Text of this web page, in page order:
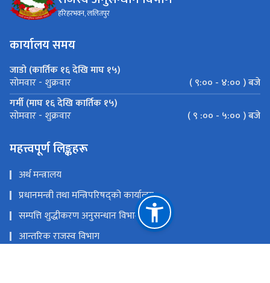
हरिहरभवन, ललितपुर
कार्यालय समय
जाडो (कार्तिक १६ देखि माघ १५)
सोमवार - शुक्रवार
( ९:०० - ४:०० ) बजे
गर्मी (माघ १६ देखि कार्तिक १५)
सोमवार - शुक्रवार ( ९ :०० - ५:०० ) बजे
महत्त्वपूर्ण लिङ्कहरू
अर्थ मन्त्रालय
प्रधानमन्त्री तथा मन्त्रिपरिषद्को कार्यालय
सम्पत्ति शुद्धीकरण अनुसन्धान विभाग
आन्तरिक राजस्व विभाग